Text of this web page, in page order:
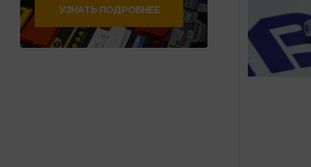
УЗНАТЬ ПОДРОБНЕЕ